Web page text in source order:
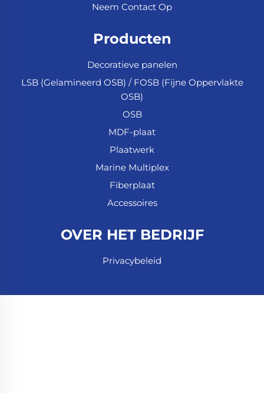
Neem Contact Op
Producten
Decoratieve panelen
LSB (Gelamineerd OSB) / FOSB (Fijne Oppervlakte
OSB)
OSB
MDF-plaat
Plaatwerk
Marine Multiplex
Fiberplaat
Accessoires
OVER HET BEDRIJF
Privacybeleid